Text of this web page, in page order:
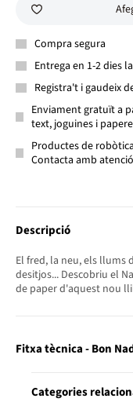
Compra segura
Entrega en 1-2 dies
Registra't i gaudeix
Enviament gratuït a
text, joguines i
Productes de
Contacta amb
Descripció
El fred, la neu, els llums
desitjos... Descobriu el
de paper d'aquest nou
Fitxa tècnica - Bon
Categories